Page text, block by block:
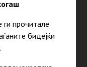
ги прочитале
бидејќи